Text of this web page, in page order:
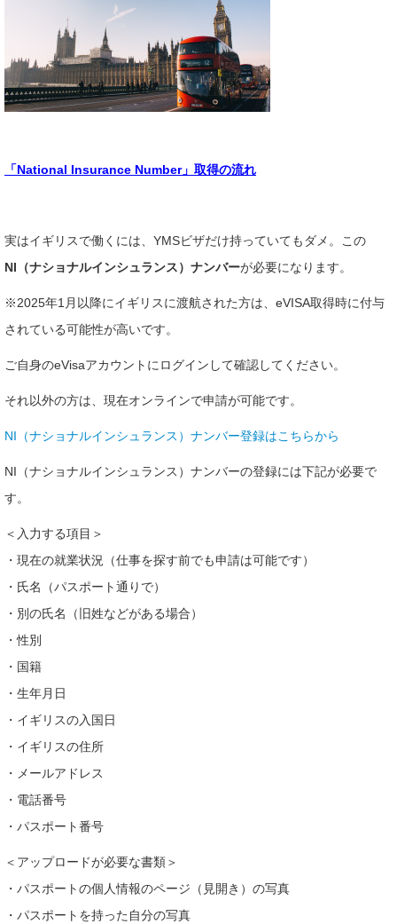
「National Insurance Number」取得の流れ
実はイギリスで働くには、YMSビザだけ持っていてもダメ。この
NI（ナショナルインシュランス）ナンバーが必要になります。
※2025年1月以降にイギリスに渡航された方は、eVISA取得時に付与
されている可能性が高いです。
ご自身のeVisaアカウントにログインして確認してください。
それ以外の方は、現在オンラインで申請が可能です。
NI（ナショナルインシュランス）ナンバー登録はこちらから
NI（ナショナルインシュランス）ナンバーの登録には下記が必要で
す。
＜入力する項目＞
・現在の就業状況（仕事を探す前でも申請は可能です）
・氏名（パスポート通りで）
・別の氏名（旧姓などがある場合）
・性別
・国籍
・生年月日
・イギリスの入国日
・イギリスの住所
・メールアドレス
・電話番号
・パスポート番号
＜アップロードが必要な書類＞
・パスポートの個人情報のページ（見開き）の写真
・パスポートを持った自分の写真